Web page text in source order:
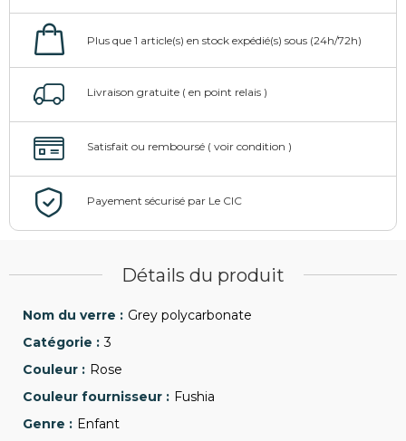
Détails du produit
Grey polycarbonate
3
Rose
Fushia
Enfant